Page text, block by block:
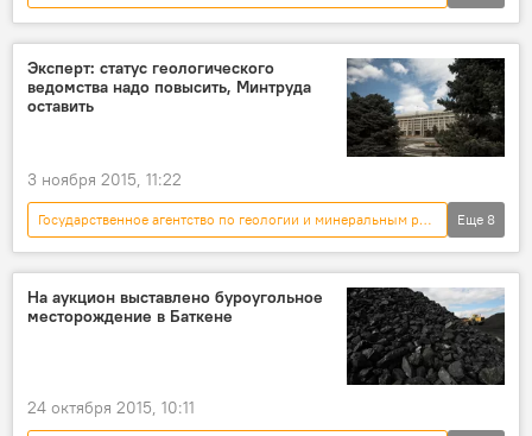
Политика
Новости
Кыргызстан
Эксперт: статус геологического
ведомства надо повысить, Минтруда
оставить
3 ноября 2015, 11:22
Государственное агентство по геологии и минеральным ресурсам
Политика
Новости
Кыргызстан
правительство
Еще 8
На аукцион выставлено буроугольное
месторождение в Баткене
24 октября 2015, 10:11